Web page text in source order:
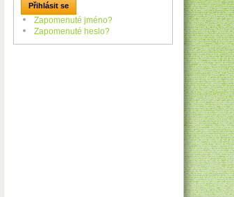
Přihlásit se
Zapomenuté jméno?
Zapomenuté heslo?